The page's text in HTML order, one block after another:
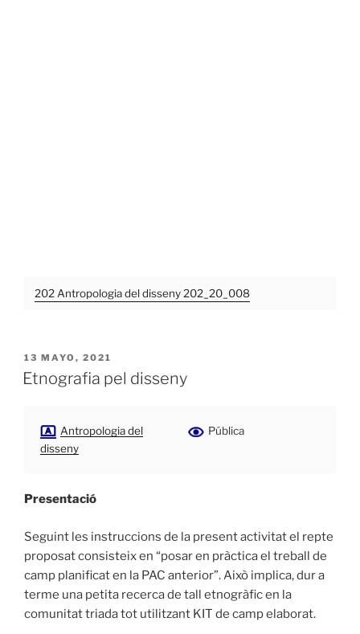
202 Antropologia del disseny 202_20_008
PUBLICADO
EL
13 MAYO, 2021
Etnografia pel disseny
Antropologia del
disseny
Pública
Presentació
Seguint les instruccions de la present activitat el repte
proposat consisteix en “posar en pràctica el treball de
camp planificat en la PAC anterior”. Això implica, dur a
terme una petita recerca de tall etnogràfic en la
comunitat triada tot utilitzant KIT de camp elaborat.